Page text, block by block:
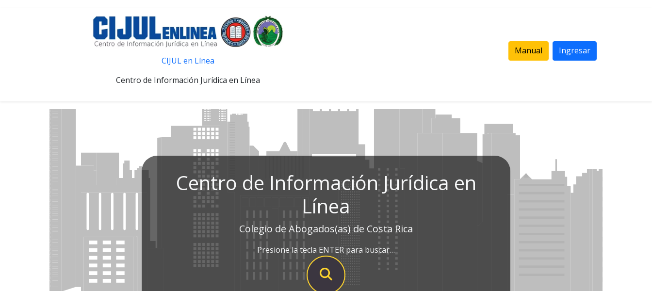
CIJUL en Línea
Centro de Información Jurídica en Línea
Manual Ingresar
Centro de Información Jurídica en
Línea
Colegio de Abogados(as) de Costa Rica
Presione la tecla ENTER para buscar…